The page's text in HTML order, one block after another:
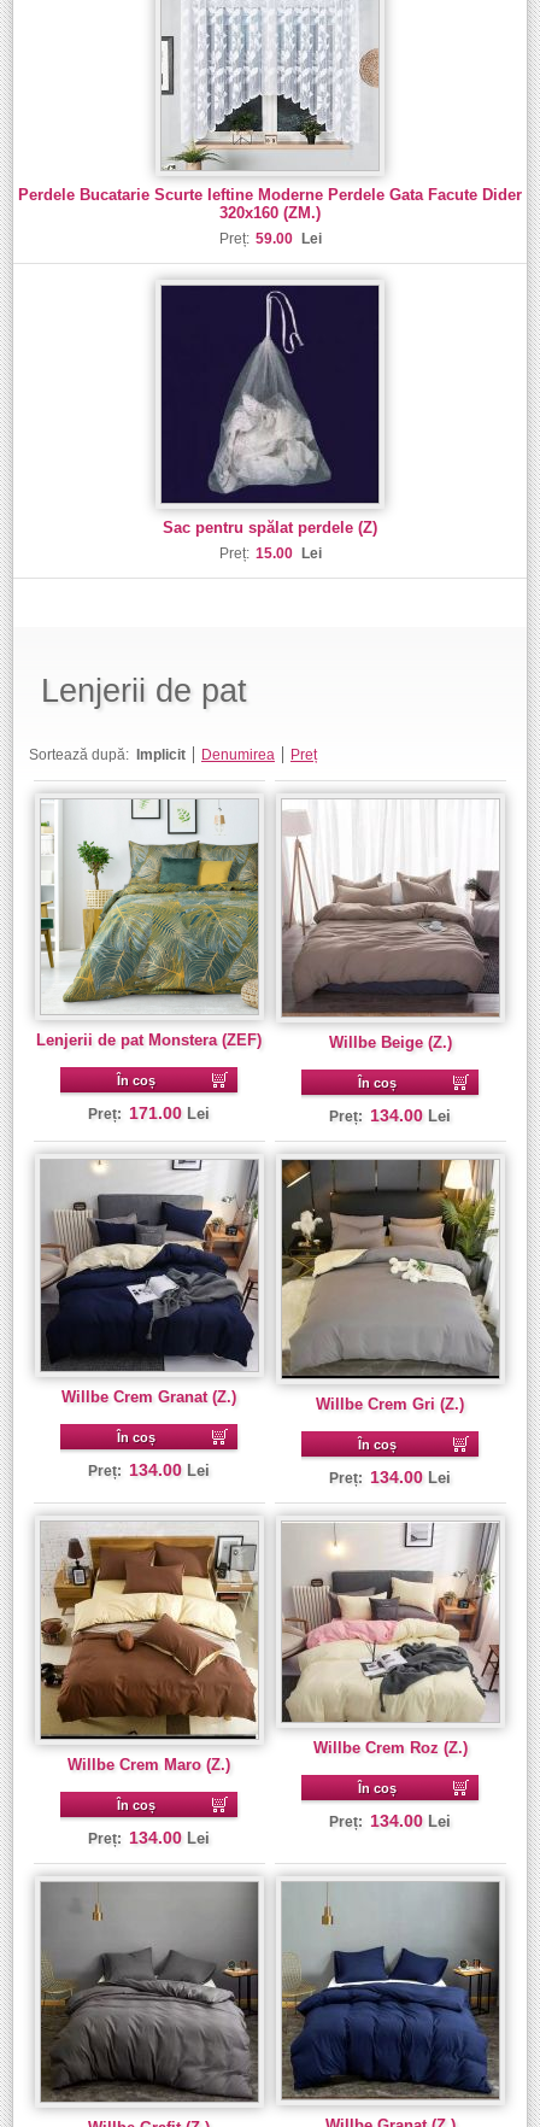
Perdele Bucatarie Scurte Ieftine Moderne Perdele Gata Facute Dider
320x160 (ZM.)
Preț: 59.00 Lei
Sac pentru spălat perdele (Z)
Preț: 15.00 Lei
Lenjerii de pat
Sortează după: Implicit Denumirea Preț
Lenjerii de pat Monstera (ZEF)
În coș
Preț: 171.00 Lei
Willbe Beige (Z.)
În coș
Preț: 134.00 Lei
Willbe Crem Granat (Z.)
În coș
Preț: 134.00 Lei
Willbe Crem Gri (Z.)
În coș
Preț: 134.00 Lei
Willbe Crem Maro (Z.)
În coș
Preț: 134.00 Lei
Willbe Crem Roz (Z.)
În coș
Preț: 134.00 Lei